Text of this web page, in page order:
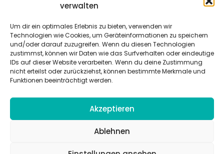
verwalten
Um dir ein optimales Erlebnis zu bieten, verwenden wir
Technologien wie Cookies, um Geräteinformationen zu speichern
und/oder darauf zuzugreifen. Wenn du diesen Technologien
zustimmst, können wir Daten wie das Surfverhalten oder eindeutige
IDs auf dieser Website verarbeiten. Wenn du deine Zustimmung
nicht erteilst oder zurückziehst, können bestimmte Merkmale und
Funktionen beeinträchtigt werden.
Akzeptieren
Ablehnen
Erwachsenenarbeit. Aufjofindet man unkompliziert und schnell
Beziehungsarbeit.
Beteiligte Verbände
CVJM-Landesverband Bayern e. V. |CVJM-Gesamtverband in
Deutschland e. V.
CVJM-Westbund e. V.|Deutscher Jugendverband „Entschieden für
Christus“ e. V.